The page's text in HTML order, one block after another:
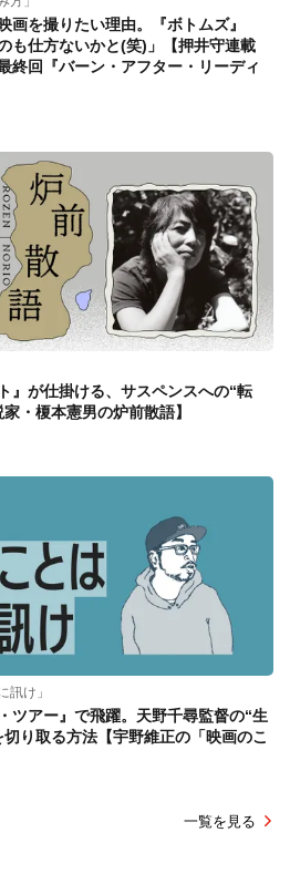
画を撮りたい理由。『ボトムズ』
も仕方ないかと(笑)」【押井守連載
終回『バーン・アフター・リーディ
』が仕掛ける、サスペンスへの“転
・榎本憲男の炉前散語】
訊け」
ツアー』で飛躍。天野千尋監督の“生
り取る方法【宇野維正の「映画のこ
一覧を見る